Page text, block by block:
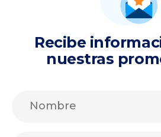
Recibe
nuestras